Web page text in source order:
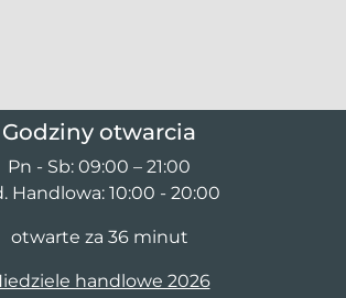
Godziny otwarcia
Pn - Sb: 09:00 – 21:00
Handlowa: 10:00 - 20:00
otwarte za 36 minut
handlowe 2026